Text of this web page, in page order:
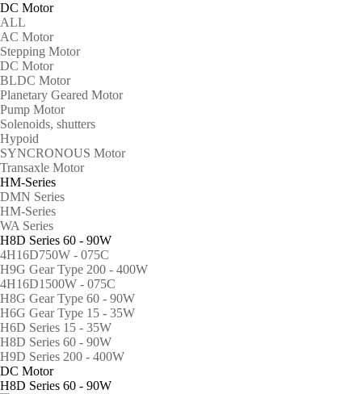
DC Motor
ALL
AC Motor
Stepping Motor
DC Motor
BLDC Motor
Planetary Geared Motor
Pump Motor
Solenoids, shutters
Hypoid
SYNCRONOUS Motor
Transaxle Motor
HM-Series
DMN Series
HM-Series
WA Series
H8D Series 60 - 90W
4H16D750W - 075C
H9G Gear Type 200 - 400W
4H16D1500W - 075C
H8G Gear Type 60 - 90W
H6G Gear Type 15 - 35W
H6D Series 15 - 35W
H8D Series 60 - 90W
H9D Series 200 - 400W
DC Motor
H8D Series 60 - 90W